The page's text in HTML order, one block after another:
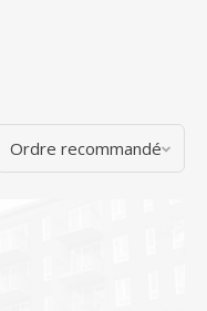
Ordre recommandé